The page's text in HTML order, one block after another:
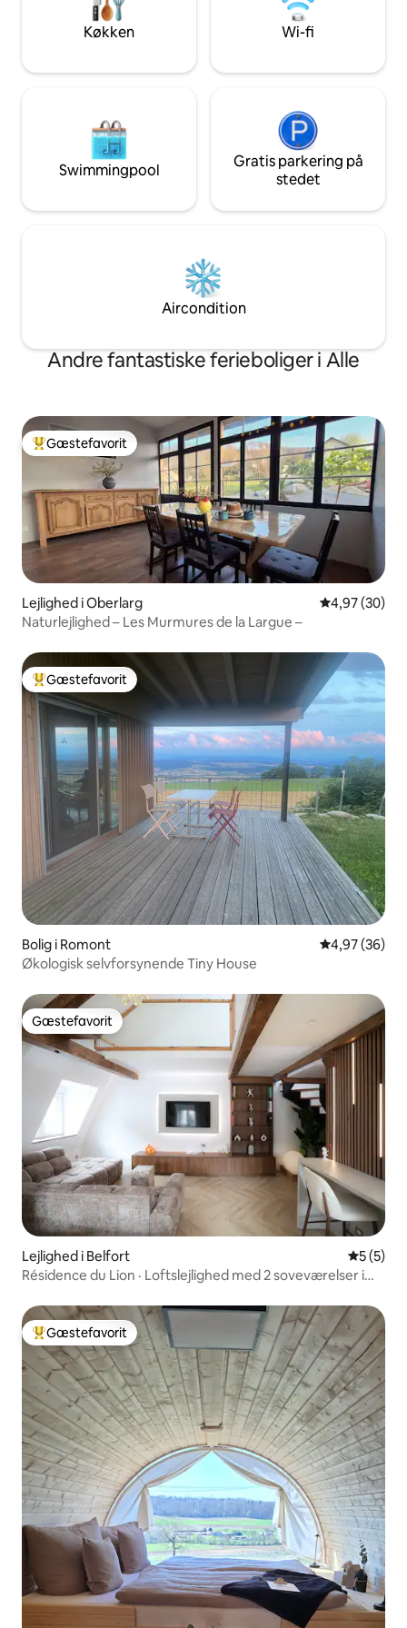
jacuzzi ✨ Traditionel træsauna ✨
Hemmeligt værelse
parkering til flere
huset.
Køkken Wi-fi
Swimmingpool
Gratis parkering på
stedet
Aircondition
Andre fantastiske ferieboliger i Alle
Bedste gæstefavorit
Gæstefavorit
Lejlighed i Oberlarg 4,97 ud af 5 i
4,97 (30)
Naturlejlighed – Les Murmures de la Largue –
Bedste gæstefavorit
Gæstefavorit
Bolig i Romont 4,97 ud af 5 i
4,97 (36)
Økologisk selvforsynende Tiny House
Gæstefavorit
Gæstefavorit
Lejlighed i Belfort 5 ud af 5
5 (5)
Résidence du Lion · Loftslejlighed med 2 soveværelser i
Bedste gæstefavorit
Gæstefavorit